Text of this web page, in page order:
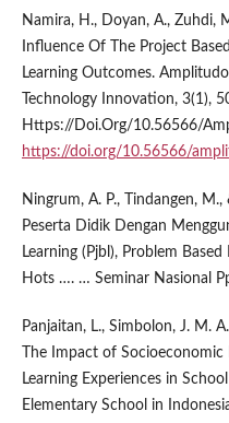
Namira, H., Doyan, A., Zuhdi,
Influence Of The Project
Learning Outcomes.
Technology Innovation, 3(1),
Https://Doi.Org/10.56566/
https://doi.org/10.56566/
Ningrum, A. P., Tindangen,
Peserta Didik Dengan
Learning (Pjbl), Problem
Hots …. … Seminar Nasional
Panjaitan, L., Simbolon, J. M.
The Impact of
Learning Experiences in
Elementary School in